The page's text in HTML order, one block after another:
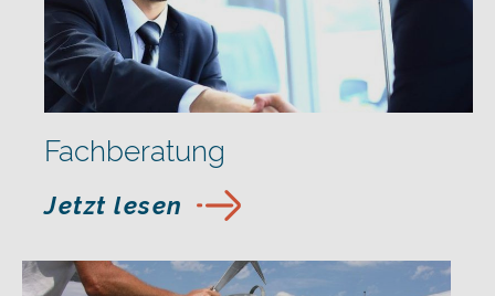
Fachberatung
Jetzt lesen